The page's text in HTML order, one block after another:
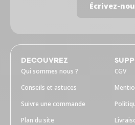
Écrivez-
DECOUVREZ
Qui sommes nous ?
Conseils et astuces
Suivre une commande
Plan du site
CGV